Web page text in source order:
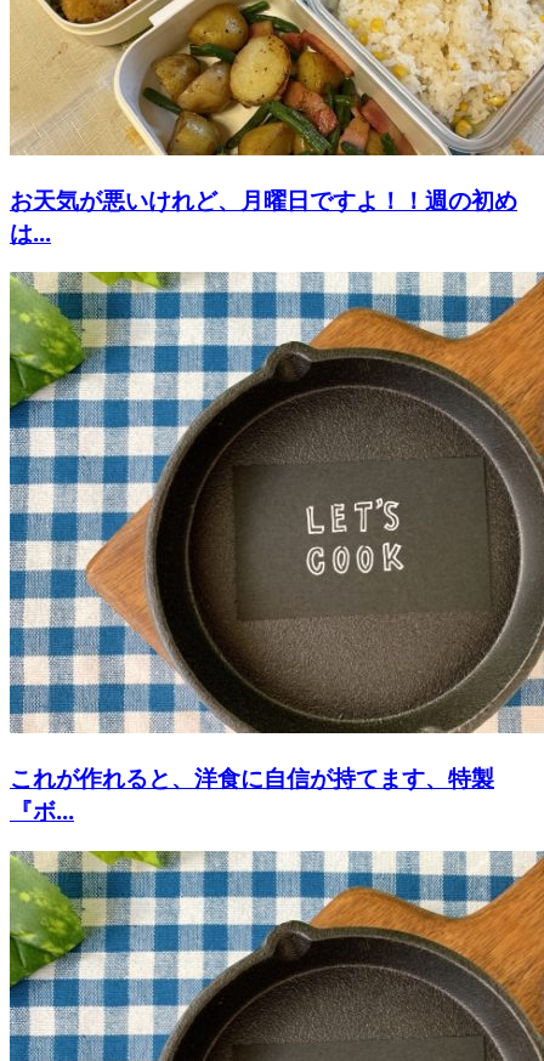
お天気が悪いけれど、月曜日ですよ！！週の初め
は...
これが作れると、洋食に自信が持てます、特製
『ボ...